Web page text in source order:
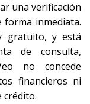
una verificación
inmediata.
gratuito, y está
de consulta,
no concede
financieros ni
crédito.